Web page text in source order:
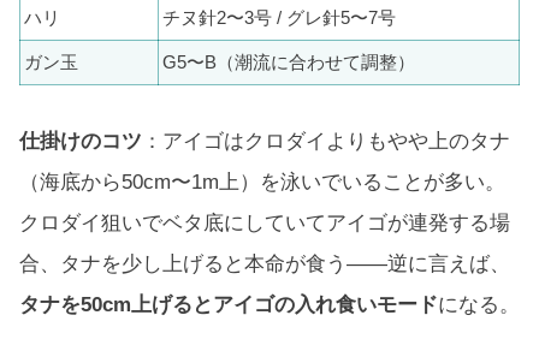
ハリ チヌ針2〜3号 / グレ針5〜7号
ガン玉 G5〜B（潮流に合わせて調整）
仕掛けのコツ ：アイゴはクロダイよりもやや上のタナ
（海底から50cm〜1m上）を泳いでいることが多い。
クロダイ狙いでベタ底にしていてアイゴが連発する場
合、タナを少し上げると本命が食う——逆に言えば、
タナを50cm上げるとアイゴの入れ食いモードになる。